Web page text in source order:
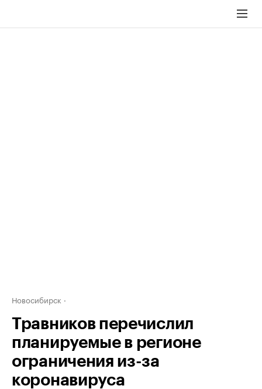
Новосибирск
Травников перечислил
планируемые в регионе
ограничения из-за
коронавируса